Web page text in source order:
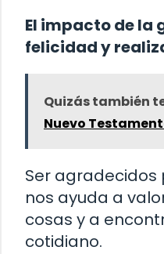
El impacto de la
felicidad y
Quizás también
Nuevo
Ser agradecidos
nos ayuda a
cosas y a
cotidiano.